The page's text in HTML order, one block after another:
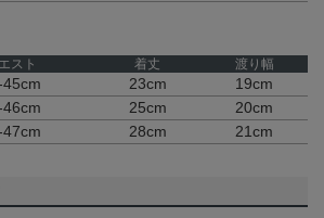
スト 着丈 渡り幅
23cm
19cm
25cm
20cm
28cm 21cm